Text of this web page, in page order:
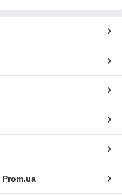
Prom.ua